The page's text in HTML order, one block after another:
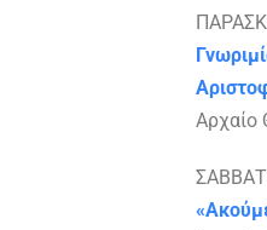
Αρχαίο